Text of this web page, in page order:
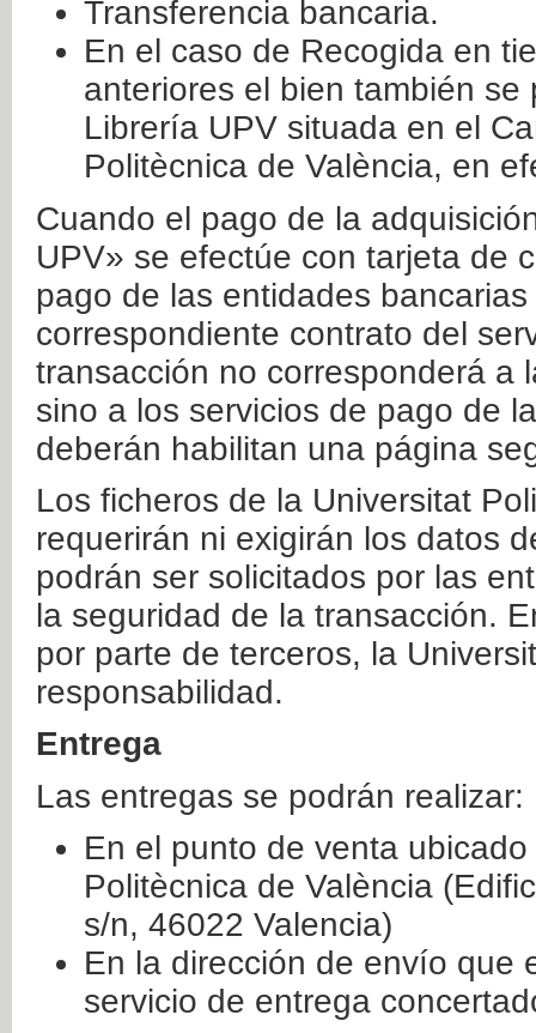
Transferencia bancaria.
En el caso de Recogida en
anteriores el bien también
Librería UPV situada en el
Politècnica de València, en
Cuando el pago de la
UPV» se efectúe con tarjeta de
pago de las entidades
correspondiente contrato del
transacción no corresponderá a
sino a los servicios de pago de
deberán habilitan una página
Los ficheros de la Universitat
requerirán ni exigirán los datos
podrán ser solicitados por las
la seguridad de la transacción.
por parte de terceros, la
responsabilidad.
Entrega
Las entregas se podrán realizar:
En el punto de venta
Politècnica de València
s/n, 46022 Valencia)
En la dirección de envío que
servicio de entrega